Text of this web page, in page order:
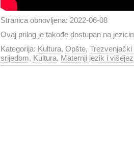
Stranica obnovljena: 2022-06-08
Ovaj prilog je takođe dostupan na
Kategorija: Kultura, Opšte, Trezvenjački
srijedom, Kultura, Maternji jezik i